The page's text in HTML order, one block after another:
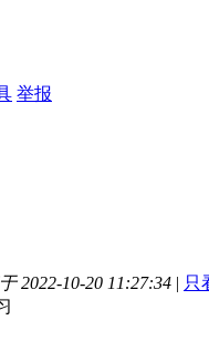
举报
2022-10-20 11:27:34 | 只